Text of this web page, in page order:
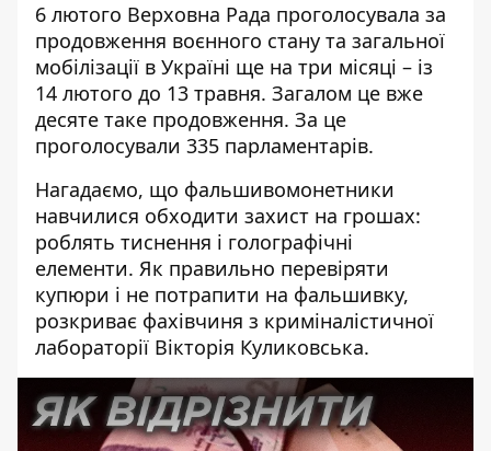
6 лютого Верховна Рада проголосувала за
продовження воєнного стану та загальної
мобілізації в Україні ще на три місяці – із
14 лютого до 13 травня. Загалом це вже
десяте таке продовження. За це
проголосували 335 парламентарів.
Нагадаємо, що фальшивомонетники
навчилися обходити захист на грошах:
роблять тиснення і голографічні
елементи. Як правильно перевіряти
купюри і не потрапити на фальшивку,
розкриває фахівчиня з криміналістичної
лабораторії Вікторія Куликовська.